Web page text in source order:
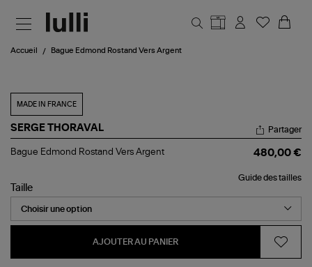
Accueil Bague Edmond Rostand Vers Argent
MADE IN FRANCE
SERGE THORAVAL
Bague
Vers
Argent
Partager
Bague Edmond Rostand Vers Argent 480,00 €
Guide des tailles
Taille
AJOUTER AU PANIER